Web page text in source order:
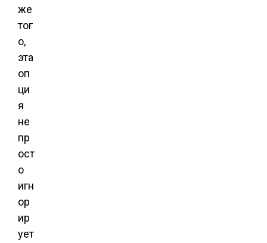
же
тог
о,
эта
оп
ци
я
не
пр
ост
о
игн
ор
ир
ует